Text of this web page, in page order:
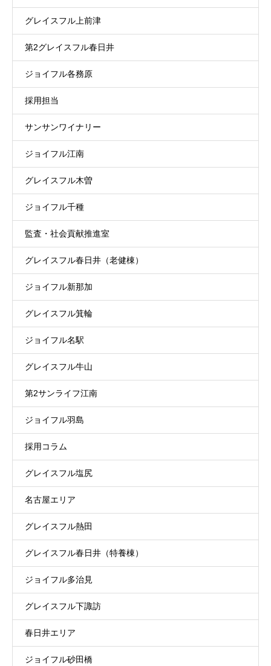
グレイスフル上前津
第2グレイスフル春日井
ジョイフル各務原
採用担当
サンサンワイナリー
ジョイフル江南
グレイスフル木曽
ジョイフル千種
監査・社会貢献推進室
グレイスフル春日井（老健棟）
ジョイフル新那加
グレイスフル箕輪
ジョイフル名駅
グレイスフル牛山
第2サンライフ江南
ジョイフル羽島
採用コラム
グレイスフル塩尻
名古屋エリア
グレイスフル熱田
グレイスフル春日井（特養棟）
ジョイフル多治見
グレイスフル下諏訪
春日井エリア
ジョイフル砂田橋